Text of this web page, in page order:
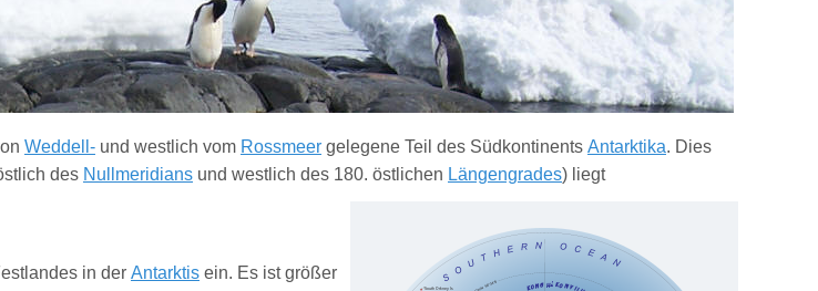
Weddell- und westlich vom Rossmeer gelegene Teil des Südkontinents Antarktika. Dies
des Nullmeridians und westlich des 180. östlichen Längengrades) liegt
in der Antarktis ein. Es ist größer